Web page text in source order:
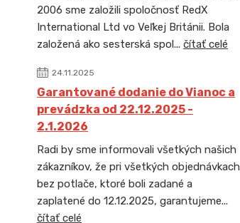
2006 sme založili spoločnosť RedX
International Ltd vo Veľkej Británii. Bola
založená ako sesterská spol... čítať celé
24.11.2025
Garantované dodanie do Vianoc a
prevádzka od 22.12.2025 -
2.1.2026
Radi by sme informovali všetkých našich
zákazníkov, že pri všetkých objednávkach
bez potlače, ktoré boli zadané a
zaplatené do 12.12.2025, garantujeme...
čítať celé